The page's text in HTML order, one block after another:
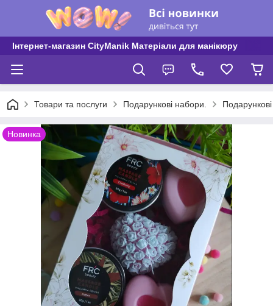
Інтернет-магазин CityManik Матеріали для манікюру
Товари та послуги Подарункові набори.
Новинка